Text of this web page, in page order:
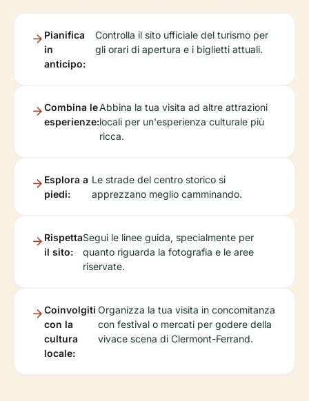
Pianifica
in
anticipo:
Controlla il sito ufficiale del turismo per
gli orari di apertura e i biglietti attuali.
Combina le
esperienze:
Abbina la tua visita ad altre attrazioni
locali per un'esperienza culturale più
ricca.
Esplora a
piedi:
Le strade del centro storico si
apprezzano meglio camminando.
Rispetta
il sito:
Segui le linee guida, specialmente per
quanto riguarda la fotografia e le aree
riservate.
Coinvolgiti
con la
cultura
locale:
Organizza la tua visita in concomitanza
con festival o mercati per godere della
vivace scena di Clermont-Ferrand.